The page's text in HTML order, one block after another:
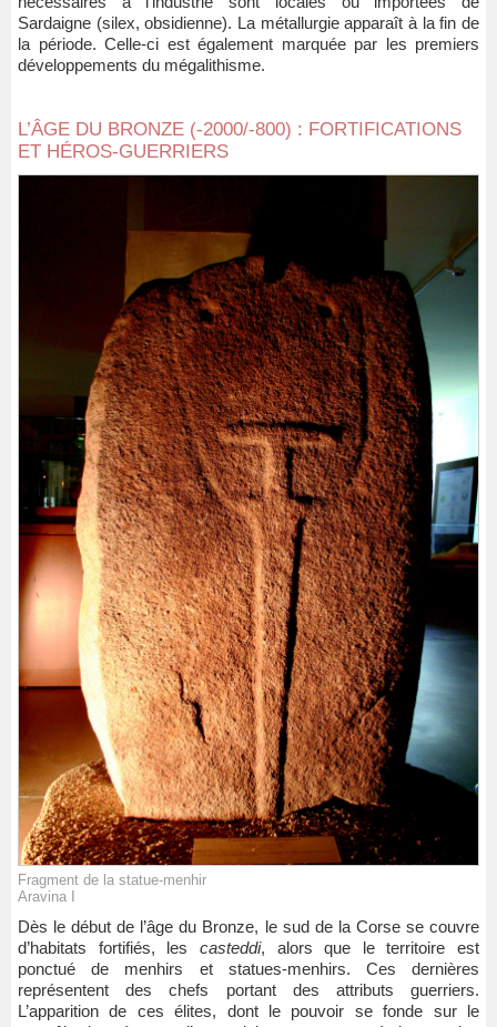
Sardaigne (silex, obsidienne). La métallurgie apparaît à la fin de
la période. Celle-ci est également marquée par les premiers
développements du mégalithisme.
L’ÂGE DU BRONZE (-2000/-800) : FORTIFICATIONS
ET HÉROS-GUERRIERS
Fragment de la statue-menhir
Aravina I
Dès le début de l’âge du Bronze, le sud de la Corse se couvre
d’habitats fortifiés, les casteddi, alors que le territoire est
ponctué de menhirs et statues-menhirs. Ces dernières
représentent des chefs portant des attributs guerriers.
L’apparition de ces élites, dont le pouvoir se fonde sur le